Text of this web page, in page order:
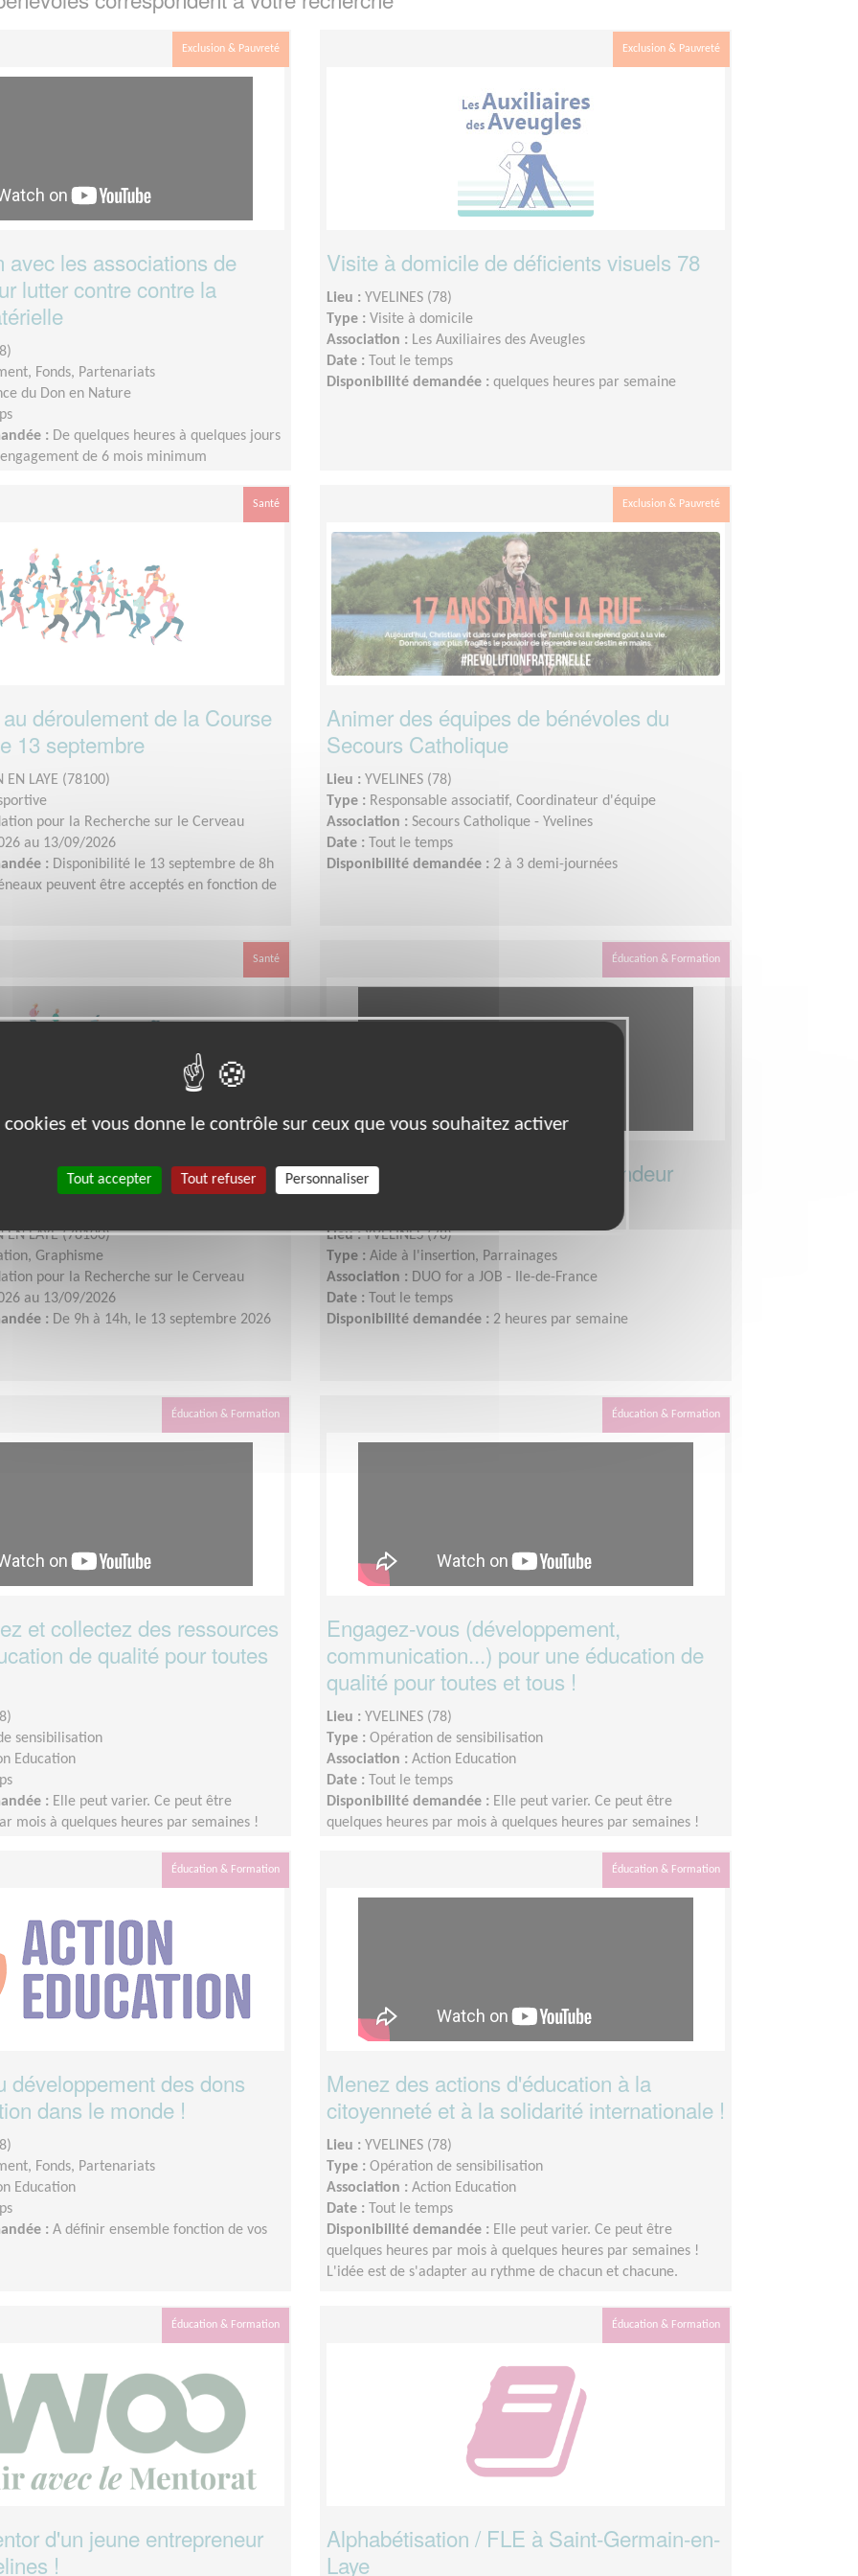
Exclusion & Pauvreté
avec les associations de
lutter contre contre la
Fonds, Partenariats
du Don en Nature
: De quelques heures à quelques jours
de 6 mois minimum
Exclusion & Pauvreté
Visite à domicile de déficients visuels 78
Lieu : YVELINES (78)
Type : Visite à domicile
Association : Les Auxiliaires des Aveugles
Date : Tout le temps
Disponibilité demandée : quelques heures par semaine
Santé
déroulement de la Course
13 septembre
EN LAYE (78100)
pour la Recherche sur le Cerveau
au 13/09/2026
: Disponibilité le 13 septembre de 8h
peuvent être acceptés en fonction de
Exclusion & Pauvreté
Animer des équipes de bénévoles du
Secours Catholique
Lieu : YVELINES (78)
Type : Responsable associatif, Coordinateur d'équipe
Association : Secours Catholique - Yvelines
Date : Tout le temps
Disponibilité demandée : 2 à 3 demi-journées
Santé
professionnel bénévole pour
Cerveau - 13 septembre
EN LAYE (78100)
Graphisme
pour la Recherche sur le Cerveau
au 13/09/2026
: De 9h à 14h, le 13 septembre 2026
Éducation & Formation
Accompagnez un.e jeune demandeur
d'emploi en Ile-de-France
Lieu :YVELINES (78)
Type : Aide à l'insertion, Parrainages
Association : DUO for a JOB - Ile-de-France
Date : Tout le temps
Disponibilité demandée : 2 heures par semaine
Éducation & Formation
et collectez des ressources
de qualité pour toutes
sensibilisation
Education
: Elle peut varier. Ce peut être
mois à quelques heures par semaines !
Éducation & Formation
Engagez-vous (développement,
communication...) pour une éducation de
qualité pour toutes et tous !
Lieu : YVELINES (78)
Type : Opération de sensibilisation
Association : Action Education
Date : Tout le temps
Disponibilité demandée : Elle peut varier. Ce peut être
quelques heures par mois à quelques heures par semaines !
Éducation & Formation
développement des dons
dans le monde !
Fonds, Partenariats
Education
: A définir ensemble fonction de vos
Éducation & Formation
Menez des actions d'éducation à la
citoyenneté et à la solidarité internationale !
Lieu : YVELINES (78)
Type : Opération de sensibilisation
Association : Action Education
Date : Tout le temps
Disponibilité demandée : Elle peut varier. Ce peut être
quelques heures par mois à quelques heures par semaines !
L'idée est de s'adapter au rythme de chacun et chacune.
Éducation & Formation
d'un jeune entrepreneur
!
Éducation & Formation
Alphabétisation / FLE à Saint-Germain-en-
Laye
cookies et vous donne le contrôle sur ceux que vous souhaitez activer
Tout accepter Tout refuser Personnaliser